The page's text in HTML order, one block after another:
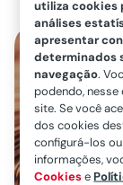
utiliza cookies
análises
apresentar
determinados
navegação.
podendo,
site. Se você
dos cookies
configurá-los
informações,
Cookiese